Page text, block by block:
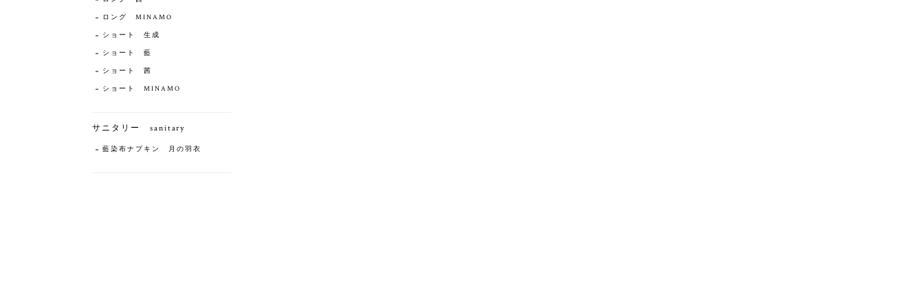
ロング MINAMO
ショート 生成
ショート 藍
ショート 茜
ショート MINAMO
サニタリー sanitary
藍染布ナプキン 月の羽衣